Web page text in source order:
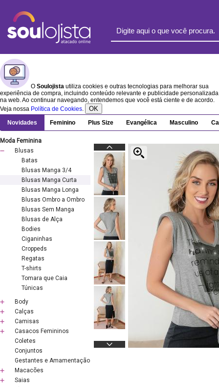
O Soulojista utiliza cookies e outras tecnologias para melhorar sua
experiência de compra, incluindo conteúdo relevante e publicidade personalizada
na web. Ao continuar navegando, entendemos que você está ciente e de acordo.
Veja nossa Política de Cookies. OK
Novidades Feminino Plus Size Evangélica Masculino
Moda Feminina
Blusas
Batas
Blusas Manga 3/4
Blusas Manga Curta
Blusas Manga Longa
Blusas Ombro a Ombro
Blusas Sem Manga
Blusas de Alça
Bodies
Ciganinhas
Croppeds
Regatas
T-shirts
Tomara que Caia
Túnicas
Body
Calças
Camisas
Casacos Femininos
Coletes
Conjuntos
Gestantes e Amamentação
Macacões
Saias